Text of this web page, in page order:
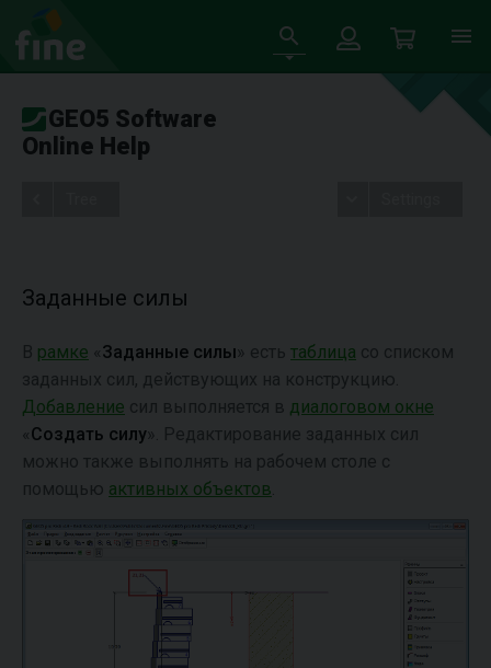
GEO5 Software
Online Help
Заданные силы
В рамке « Заданные силы » есть таблица со списком
заданных сил, действующих на конструкцию.
Добавление сил выполняется в диалоговом окне
« Создать силу ». Редактирование заданных сил
можно также выполнять на рабочем столе с
помощью активных объектов